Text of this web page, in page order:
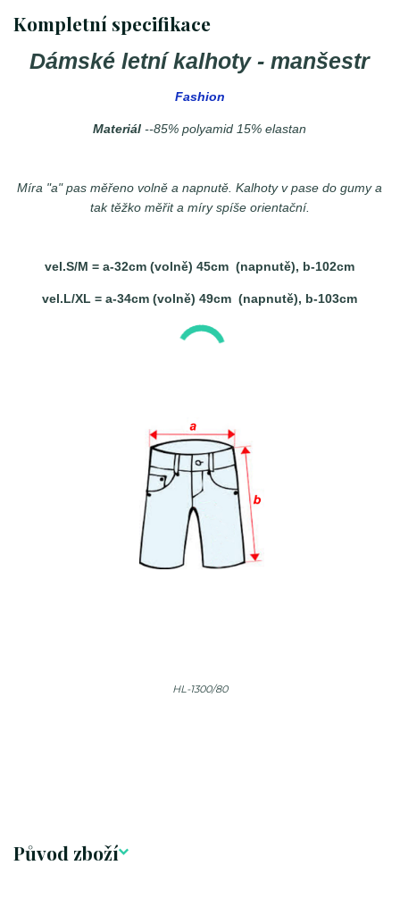
Kompletní specifikace
Dámské letní kalhoty - manšestr
Fashion
Materiál --85% polyamid 15% elastan
Míra "a" pas měřeno volně a napnutě. Kalhoty v pase do gumy a
tak těžko měřit a míry spíše orientační.
vel.S/M = a-32cm (volně) 45cm (napnutě), b-102cm
vel.L/XL = a-34cm (volně) 49cm (napnutě), b-103cm
HL-1300/80
Původ zboží